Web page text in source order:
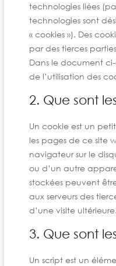
technologies liées
technologies sont
« cookies »). Des
par des tierces
Dans le document ci-
de l’utilisation des
2. Que sont
Un cookie est un
les pages de ce site
navigateur sur le
ou d’un autre
stockées peuvent
aux serveurs des
d’une visite ultérieure.
3. Que sont
Un script est un